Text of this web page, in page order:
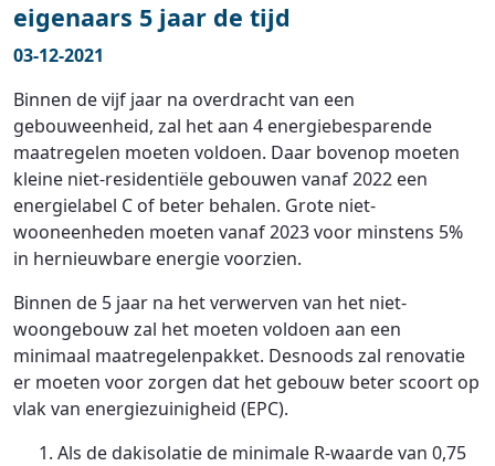
eigenaars 5 jaar de tijd
03-12-2021
Binnen de vijf jaar na overdracht van een
gebouweenheid, zal het aan 4 energiebesparende
maatregelen moeten voldoen. Daar bovenop moeten
kleine niet-residentiële gebouwen vanaf 2022 een
energielabel C of beter behalen. Grote niet-
wooneenheden moeten vanaf 2023 voor minstens 5%
in hernieuwbare energie voorzien.
Binnen de 5 jaar na het verwerven van het niet-
woongebouw zal het moeten voldoen aan een
minimaal maatregelenpakket. Desnoods zal renovatie
er moeten voor zorgen dat het gebouw beter scoort op
vlak van energiezuinigheid (EPC).
Als de dakisolatie de minimale R-waarde van 0,75